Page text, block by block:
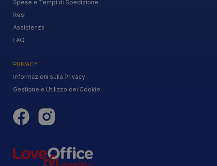
Spese e Tempi di Spedizione
Resi
Assistenza
FAQ
PRIVACY
Informazioni sulla Privacy
Gestione e Utilizzo dei Cookie